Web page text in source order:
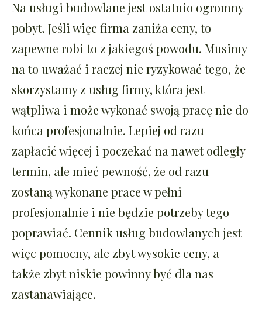
Na usługi budowlane jest ostatnio ogromny
pobyt. Jeśli więc firma zaniża ceny, to
zapewne robi to z jakiegoś powodu. Musimy
na to uważać i raczej nie ryzykować tego, że
skorzystamy z usług firmy, która jest
wątpliwa i może wykonać swoją pracę nie do
końca profesjonalnie. Lepiej od razu
zapłacić więcej i poczekać na nawet odległy
termin, ale mieć pewność, że od razu
zostaną wykonane prace w pełni
profesjonalnie i nie będzie potrzeby tego
poprawiać. Cennik usług budowlanych jest
więc pomocny, ale zbyt wysokie ceny, a
także zbyt niskie powinny być dla nas
zastanawiające.